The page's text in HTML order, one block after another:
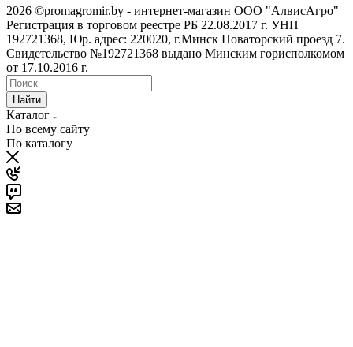
2026 ©promagromir.by - интернет-магазин ООО "АлвисАгро"
Регистрация в торговом реестре РБ 22.08.2017 г. УНП
192721368, Юр. адрес: 220020, г.Минск Новаторский проезд 7.
Свидетельство №192721368 выдано Минским горисполкомом
от 17.10.2016 г.
Найти
Каталог
По всему сайту
По каталогу